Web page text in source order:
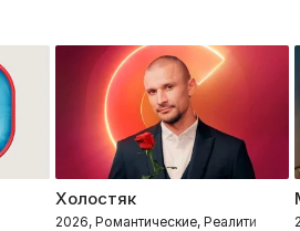
Холостяк
2026, Романтические, Реалити